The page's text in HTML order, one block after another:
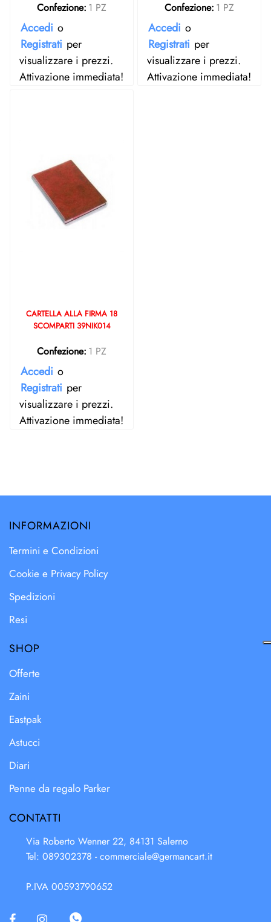
Confezione: 1 PZ
Accedi o
Registrati per
visualizzare i prezzi.
Attivazione immediata!
Confezione: 1 PZ
Accedi o
Registrati per
visualizzare i prezzi.
Attivazione immediata!
CARTELLA ALLA FIRMA 18
SCOMPARTI 39NIK014
Confezione: 1 PZ
Accedi o
Registrati per
visualizzare i prezzi.
Attivazione immediata!
INFORMAZIONI
Termini e Condizioni
Cookie e Privacy Policy
Spedizioni
Resi
SHOP
Offerte
Zaini
Eastpak
Astucci
Diari
Penne da regalo Parker
CONTATTI
Via Roberto Wenner 22, 84131 Salerno
Tel: 089302378 -commerciale@germancart.it
P.IVA 00593790652